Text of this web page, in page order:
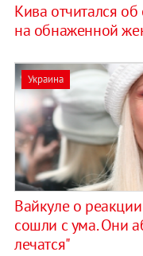
Кива отчитался
на обнаженной
Украина
Вайкуле о
сошли с ума. Они
лечатся"